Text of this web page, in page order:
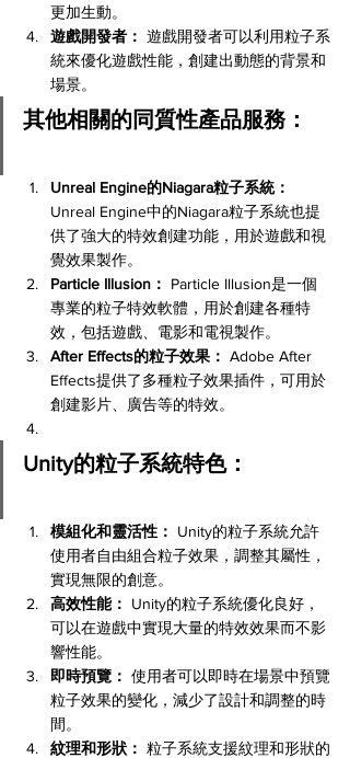
更加生動。
遊戲開發者： 遊戲開發者可以利用粒子系
統來優化遊戲性能，創建出動態的背景和
場景。
其他相關的同質性產品服務：
Unreal Engine的Niagara粒子系統：
Unreal Engine中的Niagara粒子系統也提
供了強大的特效創建功能，用於遊戲和視
覺效果製作。
Particle Illusion：
Particle Illusion是一個
專業的粒子特效軟體，用於創建各種特
效，包括遊戲、電影和電視製作。
After Effects的粒子效果： Adobe After
Effects提供了多種粒子效果插件，可用於
創建影片、廣告等的特效。
Unity的粒子系統特色：
模組化和靈活性：
Unity的粒子系統允許
使用者自由組合粒子效果，調整其屬性，
實現無限的創意。
高效性能：
Unity的粒子系統優化良好，
可以在遊戲中實現大量的特效效果而不影
響性能。
即時預覽： 使用者可以即時在場景中預覽
粒子效果的變化，減少了設計和調整的時
間。
紋理和形狀： 粒子系統支援紋理和形狀的